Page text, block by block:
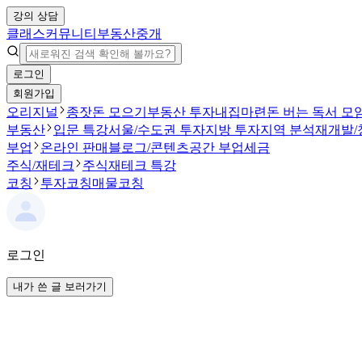
강의 상담
클래스커뮤니티 부동산중개
로그인
회원가입
오리지널 종잣돈 모으기 부동산 투자내집마련 돈 버는 독서 모
부동산
입문 특강서울/수도권 투자지방 투자지역 분석재개발/
부업
온라인 판매 블로그/콘텐츠공간 부업세금
주식/재테크
주식재테크 특강
코칭
투자코칭매물코칭
로그인
내가 쓴 글 보러가기